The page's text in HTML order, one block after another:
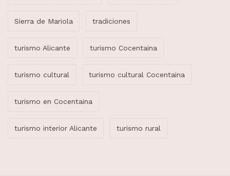
Sierra de Mariola tradiciones
turismo Alicante turismo Cocentaina
turismo cultural turismo cultural Cocentaina
turismo en Cocentaina
turismo interior Alicante turismo rural